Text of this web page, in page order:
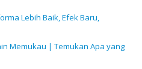
Lebih Baik, Efek Baru,
Memukau | Temukan Apa yang